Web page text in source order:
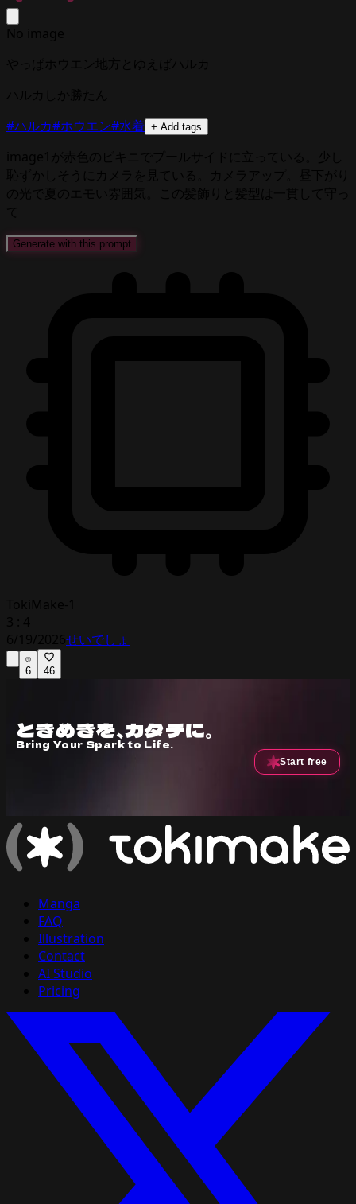
#ハルカ#ホウエン#水着 + Add tags
Generate with this prompt
せいでしょ
6 46
ときめきを、カタチに。
Bring Your Spark to Life.
Start free
Manga
FAQ
Illustration
Contact
AI Studio
Pricing